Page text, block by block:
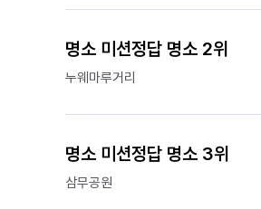
명소 미션정답 명소 2위
누웨마루거리
명소 미션정답 명소 3위
삼무공원